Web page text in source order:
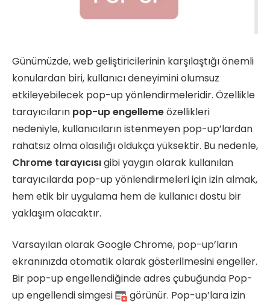
Günümüzde, web geliştiricilerinin karşılaştığı önemli
konulardan biri, kullanıcı deneyimini olumsuz
etkileyebilecek pop-up yönlendirmeleridir. Özellikle
tarayıcıların pop-up engellemeözellikleri
nedeniyle, kullanıcıların istenmeyen pop-up’lardan
rahatsız olma olasılığı oldukça yüksektir. Bu nedenle,
Chrome tarayıcısıgibi yaygın olarak kullanılan
tarayıcılarda pop-up yönlendirmeleri için izin almak,
hem etik bir uygulama hem de kullanıcı dostu bir
yaklaşım olacaktır.
Varsayılan olarak Google Chrome, pop-up’ların
ekranınızda otomatik olarak gösterilmesini engeller.
Bir pop-up engellendiğinde adres çubuğunda Pop-
up engellendi simgesi
görünür. Pop-up’lara izin